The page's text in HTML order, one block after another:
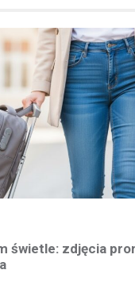
świetle: zdjęcia